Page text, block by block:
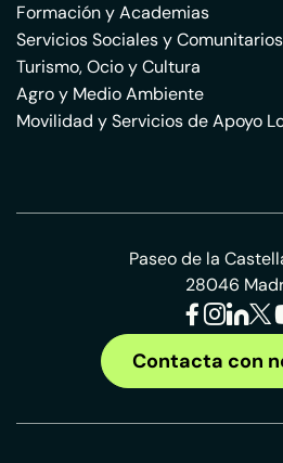
Formación y Academias
Servicios Sociales y Comunitarios
Turismo, Ocio y Cultura
Agro y Medio Ambiente
Movilidad y Servicios de Apoyo
Paseo de la
28046
Contacta con